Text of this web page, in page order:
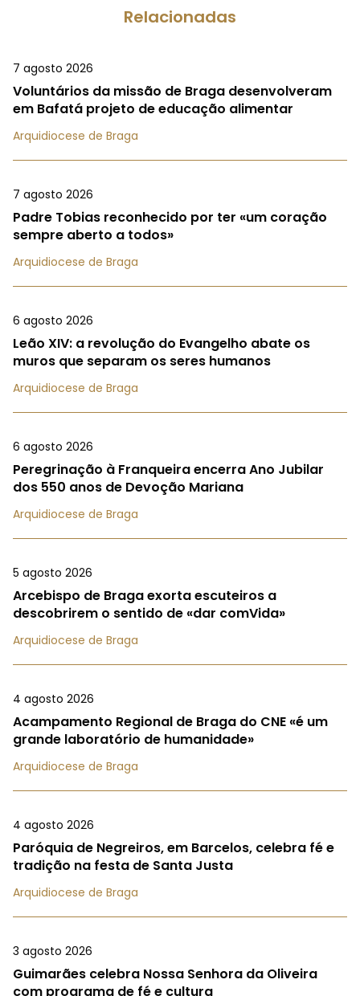
Relacionadas
7 agosto 2026
Voluntários da missão de Braga desenvolveram
em Bafatá projeto de educação alimentar
Arquidiocese de Braga
7 agosto 2026
Padre Tobias reconhecido por ter «um coração
sempre aberto a todos»
Arquidiocese de Braga
6 agosto 2026
Leão XIV: a revolução do Evangelho abate os
muros que separam os seres humanos
Arquidiocese de Braga
6 agosto 2026
Peregrinação à Franqueira encerra Ano Jubilar
dos 550 anos de Devoção Mariana
Arquidiocese de Braga
5 agosto 2026
Arcebispo de Braga exorta escuteiros a
descobrirem o sentido de «dar comVida»
Arquidiocese de Braga
4 agosto 2026
Acampamento Regional de Braga do CNE «é um
grande laboratório de humanidade»
Arquidiocese de Braga
4 agosto 2026
Paróquia de Negreiros, em Barcelos, celebra fé e
tradição na festa de Santa Justa
Arquidiocese de Braga
3 agosto 2026
Guimarães celebra Nossa Senhora da Oliveira
com programa de fé e cultura